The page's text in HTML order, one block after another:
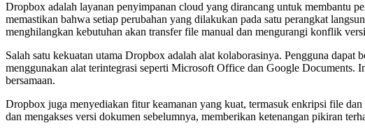
Dropbox adalah layanan penyimpanan cloud yang dirancang untuk membantu
memastikan bahwa setiap perubahan yang dilakukan pada satu perangkat
menghilangkan kebutuhan akan transfer file manual dan mengurangi konflik
Salah satu kekuatan utama Dropbox adalah alat kolaborasinya. Pengguna
menggunakan alat terintegrasi seperti Microsoft Office dan Google
bersamaan.
Dropbox juga menyediakan fitur keamanan yang kuat, termasuk enkripsi file
dan mengakses versi dokumen sebelumnya, memberikan ketenangan pikiran